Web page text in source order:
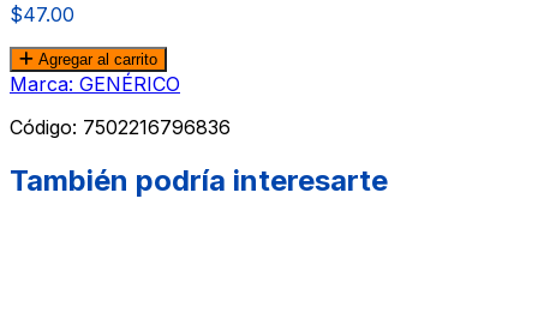
$47.00
Agregar al carrito
Marca: GENÉRICO
Código: 7502216796836
También podría interesarte